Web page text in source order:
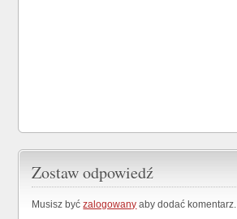
Zostaw odpowiedź
Musisz byćzalogowany aby dodać komentarz.